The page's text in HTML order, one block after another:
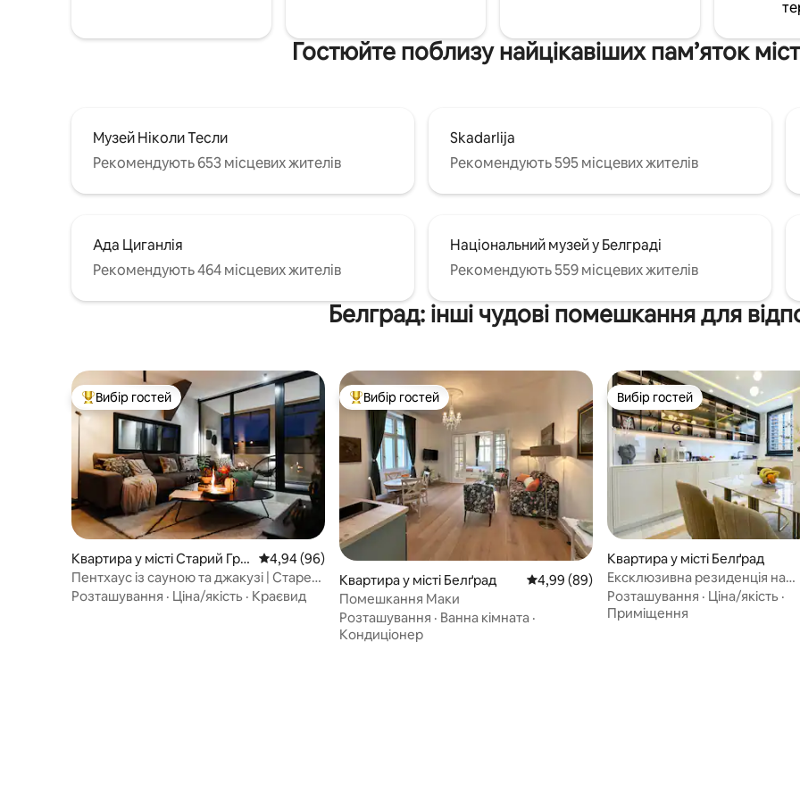
Гостюйте поблизу найцікавіших пам’яток
Музей Ніколи Тесли
Рекомендують 653 місцевих жителів
Skadarlija
Рекомендують 595 місцевих жителів
Ада Циганлія
Рекомендують 464 місцевих жителів
Національний музей у Белграді
Рекомендують 559 місцевих жителів
Белград: інші чудові помешкання для
Топ вибір гостей
Вибір гостей
Квартира у місті Старий Гра
д
Середня оцінка: 4,94 з 5, відгуки: 96
4,94 (96)
Пентхаус із сауною та джакузі | Старе
місто
Розташування · Ціна/якість · Краєвид
Топ вибір гостей
Вибір гостей
Квартира у місті Белґрад Середня оцінка: 4,99 з 5, відгуки: 89
4,99 (89)
Помешкання Маки
Розташування · Ванна кімната ·
Кондиціонер
Вибір гостей
Вибір гостей
Квартира у місті Белґрад
Ексклюзивна резиденція на
набережній Белграда – 2
Розташування · Ціна/якість ·
Приміщення